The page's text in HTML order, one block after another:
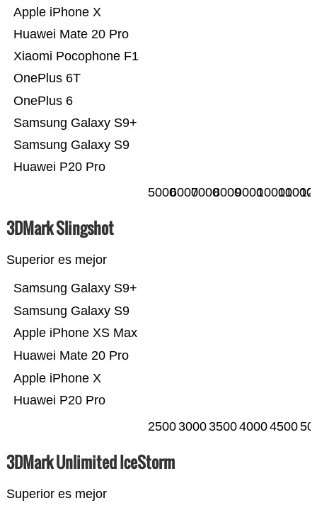
Huawei P20 Pro
Samsung Galaxy S9
Samsung Galaxy S9+
OnePlus 6
OnePlus 6T
Xiaomi Pocophone F1
Huawei Mate 20 Pro
Apple iPhone X
500060007000800090001000011000
3DMark Slingshot
Superior es mejor
Huawei P20 Pro
Apple iPhone X
Huawei Mate 20 Pro
Apple iPhone XS Max
Samsung Galaxy S9
Samsung Galaxy S9+
25003000350040004500
3DMark Unlimited IceStorm
Superior es mejor